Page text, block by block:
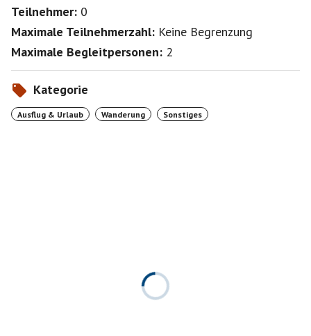
Teilnehmer: 0
Maximale Teilnehmerzahl: Keine Begrenzung
Maximale Begleitpersonen: 2
Kategorie
Ausflug & Urlaub Wanderung Sonstiges